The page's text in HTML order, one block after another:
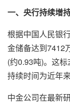
一、央行持续增
根据中国人民银
金储备达到7412
(约0.93吨)。这标
持续时间为近年来
中金公司在最新